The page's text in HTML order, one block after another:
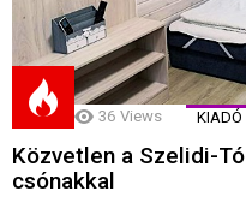
36 Views KIADÓ
Közvetlen a Szelidi-
csónakkal